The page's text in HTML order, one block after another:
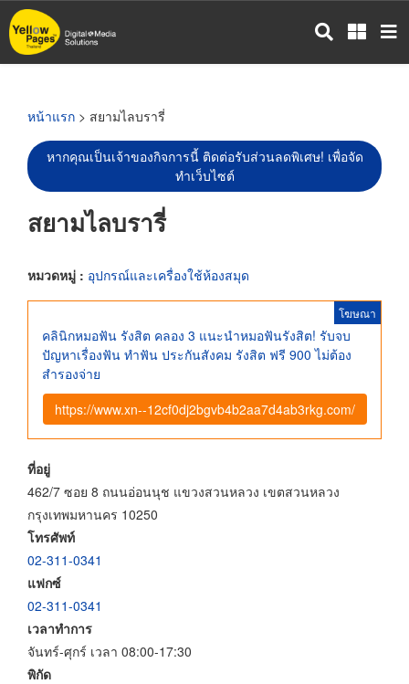
ข้าม
ไป
หน้าแรก > สยามไลบรารี่
หากคุณเป็นเจ้าของกิจการนี้ ติดต่อรับส่วนลดพิเศษ! เพื่อจัด
ทำเว็บไซต์
สยามไลบรารี่
หมวดหมู่ : อุปกรณ์และเครื่องใช้ห้องสมุด
โฆษณา
คลินิกหมอฟัน รังสิต คลอง 3 แนะนำหมอฟันรังสิต! รับจบ
ปัญหาเรื่องฟัน ทําฟัน ประกันสังคม รังสิต ฟรี 900 ไม่ต้อง
สำรองจ่าย
https://www.xn--12cf0dj2bgvb4b2aa7d4ab3rkg.com/
ที่อยู่
462/7 ซอย 8 ถนนอ่อนนุช แขวงสวนหลวง เขตสวนหลวง
กรุงเทพมหานคร 10250
โทรศัพท์
02-311-0341
แฟกซ์
02-311-0341
เวลาทำการ
จันทร์-ศุกร์ เวลา 08:00-17:30
พิกัด